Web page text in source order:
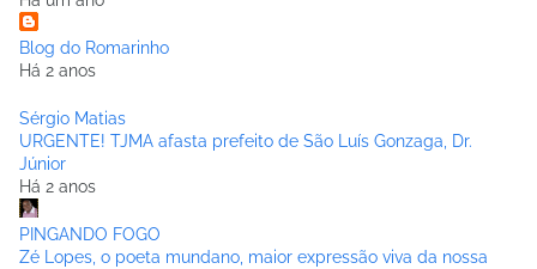
Blog do Romarinho
Há 2 anos
Sérgio Matias
URGENTE! TJMA afasta prefeito de São Luís Gonzaga, Dr.
Júnior
Há 2 anos
PINGANDO FOGO
Zé Lopes, o poeta mundano, maior expressão viva da nossa